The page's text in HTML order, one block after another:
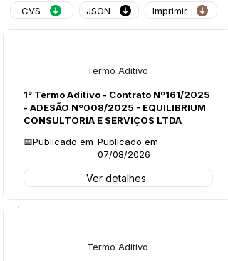
CVS
JSON Imprimir
Termo Aditivo
1° Termo Aditivo - Contrato Nº161/2025
- ADESÃO Nº008/2025 - EQUILIBRIUM
CONSULTORIA E SERVIÇOS LTDA
📅Publicado em Publicado em
07/08/2026
Ver detalhes
Termo Aditivo